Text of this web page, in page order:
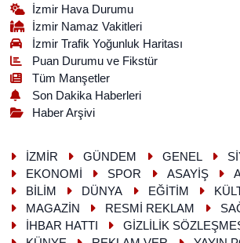
İzmir Hava Durumu
İzmir Namaz Vakitleri
İzmir Trafik Yoğunluk Haritası
Puan Durumu ve Fikstür
Tüm Manşetler
Son Dakika Haberleri
Haber Arşivi
İZMİR GÜNDEM GENEL
EKONOMİ
SPOR ASAYİŞ
BİLİM
DÜNYA EĞİTİM
MAGAZİN
RESMİ REKLAM
İHBAR HATTI
GİZLİLİK